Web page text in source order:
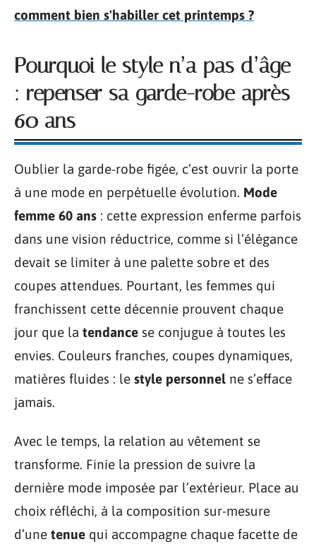
comment bien s'habiller cet printemps ?
Pourquoi le style n’a pas d’âge
: repenser sa garde-robe après
60 ans
Oublier la garde-robe figée, c’est ouvrir la porte
à une mode en perpétuelle évolution. Mode
femme 60 ans : cette expression enferme parfois
dans une vision réductrice, comme si l’élégance
devait se limiter à une palette sobre et des
coupes attendues. Pourtant, les femmes qui
franchissent cette décennie prouvent chaque
jour que la tendance se conjugue à toutes les
envies. Couleurs franches, coupes dynamiques,
matières fluides : le style personnel ne s’efface
jamais.
Avec le temps, la relation au vêtement se
transforme. Finie la pression de suivre la
dernière mode imposée par l’extérieur. Place au
choix réfléchi, à la composition sur-mesure
d’une tenue qui accompagne chaque facette de